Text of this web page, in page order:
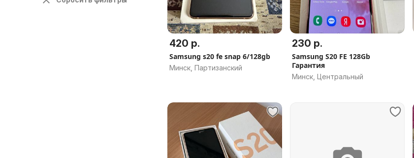
420 р.
Samsung s20 fe snap 6/128gb
Минск, Партизанский
230 р.
Samsung S20 FE 128Gb
Гарантия
Минск, Центральный